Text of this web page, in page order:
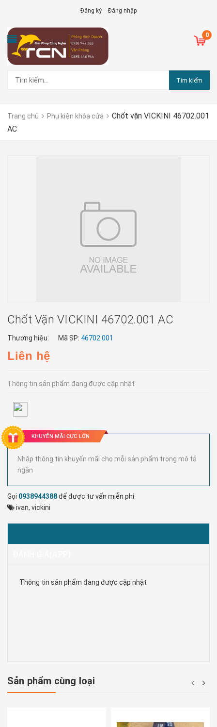
Đăng ký Đăng nhập
0
Tìm kiếm
Trang chủ Phụ kiện khóa cửa
Chốt vặn VICKINI 46702.001
AC
Chốt Vặn VICKINI 46702.001 AC
Thương hiệu: Mã SP: 46702.001
Liên hệ
Thông tin sản phẩm đang được cập nhật
KHUYẾN MÃI CỰC LỚN
Nhập thông tin khuyến mãi cho mỗi sản phẩm trong mô tả
ngắn
Gọi 0938944388để được tư vấn miễn phí
ivan, vickini
Thông tin sản phẩm đang được cập nhật
Sản phẩm cùng loại